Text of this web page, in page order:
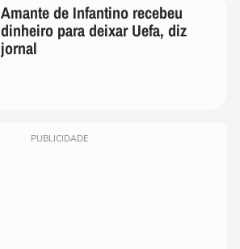
Amante de Infantino recebeu
dinheiro para deixar Uefa, diz
jornal
PUBLICIDADE